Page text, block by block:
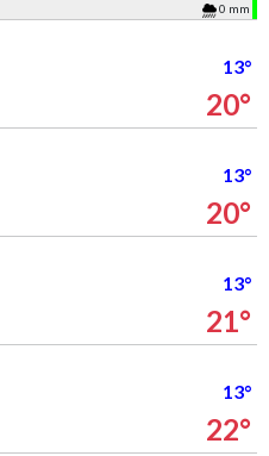
0 mm
13°
20°
13°
20°
13°
21°
13°
22°